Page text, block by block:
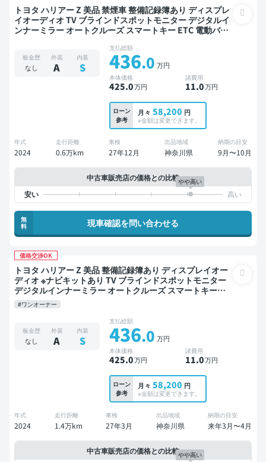
トヨタ ハリアー Z 美品 禁煙車 整備記録簿あり ディスプレ
イオーディオ TV ブラインドスポットモニター デジタルイ
ンナーミラー オートクルーズ スマートキー ETC 電動バッ
板金歴
なし
外装
A
内装
S
支払総額
436.0 万円
本体価格
425.0万円
諸費用
11.0万円
ローン
参考
月々 58,200 円
※金額は変更できます。
年式
2024
走行距離
0.6万km
車検
27年12月
出品地域
神奈川県
納期の目安
9月〜10月
中古車販売店の価格との比較やや高い
無
料
現車確認を問い合わせる
価格交渉OK
トヨタ ハリアー Z 美品 整備記録簿あり ディスプレイオー
ディオ ※ナビキットあり TV ブラインドスポットモニター
デジタルインナーミラー オートクルーズ スマートキー
ETC 電動バックドア バックモニター ドライブレコーダー
衝突軽減
#ワンオーナー
板金歴
なし
外装
A
内装
S
支払総額
436.0 万円
本体価格
425.0万円
諸費用
11.0万円
ローン
参考
月々 58,200 円
※金額は変更できます。
年式
2024
走行距離
1.4万km
車検
27年3月
出品地域
神奈川県
納期の目安
来年3月〜4月
中古車販売店の価格との比較やや高い